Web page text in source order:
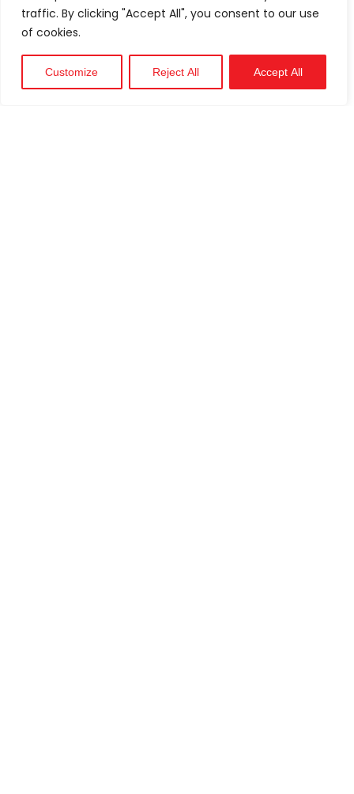
traffic. By clicking "Accept All", you consent to our use
of cookies.
Customize Reject All Accept AllTechnique
Soutien